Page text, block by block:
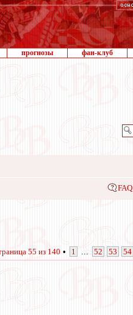
прогнозы фан-клуб
FAQ
55 из 140 • 1 52 53 54